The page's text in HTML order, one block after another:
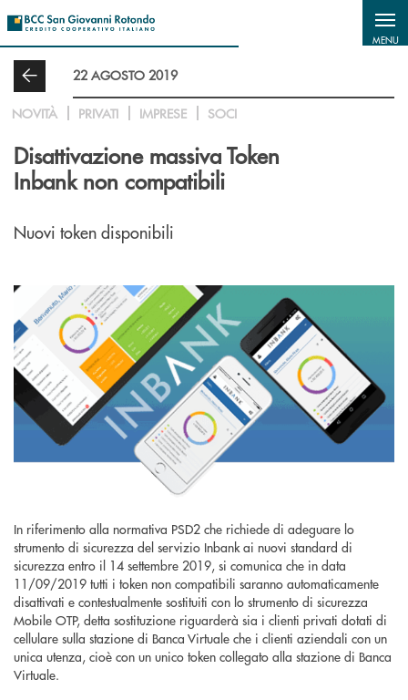
MENU
22 AGOSTO 2019
NOVITÀ PRIVATI IMPRESE SOCI
Disattivazione massiva Token
Inbank non compatibili
Nuovi token disponibili
In riferimento alla normativa PSD2 che richiede di adeguare lo
strumento di sicurezza del servizio Inbank ai nuovi standard di
sicurezza entro il 14 settembre 2019, si comunica che in data
11/09/2019 tutti i token non compatibili saranno automaticamente
disattivati e contestualmente sostituiti con lo strumento di sicurezza
Mobile OTP, detta sostituzione riguarderà sia i clienti privati dotati di
cellulare sulla stazione di Banca Virtuale che i clienti aziendali con un
unica utenza, cioè con un unico token collegato alla stazione di Banca
Virtuale.